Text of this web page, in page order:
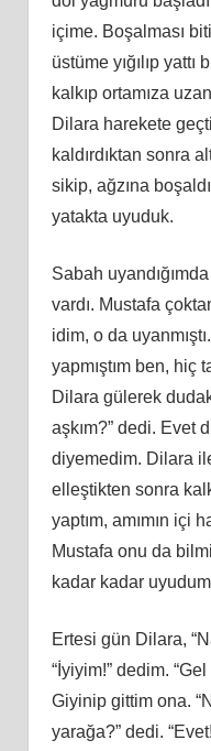
içime. Boşalması
üstüme yığılıp
kalkıp ortamıza
Dilara harekete
kaldırdıktan sonra
sikip, ağzına
yatakta uyuduk.
Sabah
vardı. Mustafa
idim, o da
yapmıştım ben, hiç
Dilara gülerek
aşkım?” dedi. Evet
diyemedim. Dilara
elleştikten sonra
yaptım, amımın içi
Mustafa onu da
kadar kadar
Ertesi gün Dilara,
“İyiyim!” dedim.
Giyinip gittim ona.
yarağa?” dedi.